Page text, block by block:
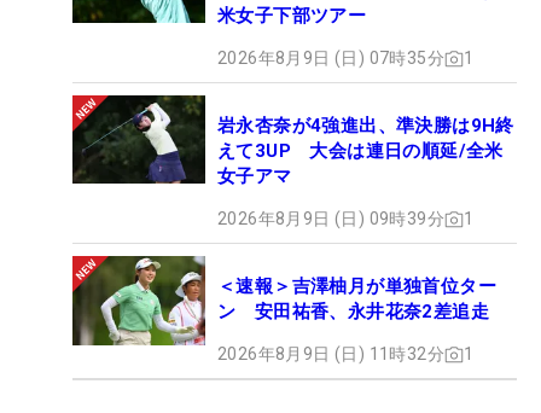
米女子下部ツアー
2026年8月9日 (日) 07時35分 1
岩永杏奈が4強進出、準決勝は9H終
えて3UP 大会は連日の順延/全米
女子アマ
2026年8月9日 (日) 09時39分 1
＜速報＞吉澤柚月が単独首位ター
ン 安田祐香、永井花奈2差追走
2026年8月9日 (日) 11時32分 1